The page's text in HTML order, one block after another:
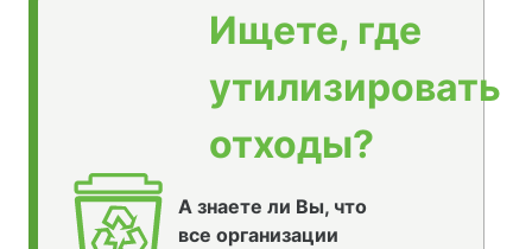
Ищете, где
утилизировать
отходы?
А знаете ли Вы, что
все организации